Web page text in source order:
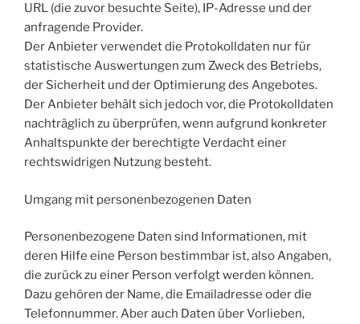
URL (die zuvor besuchte Seite), IP-Adresse und der
anfragende Provider.
Der Anbieter verwendet die Protokolldaten nur für
statistische Auswertungen zum Zweck des Betriebs,
der Sicherheit und der Optimierung des Angebotes.
Der Anbieter behält sich jedoch vor, die Protokolldaten
nachträglich zu überprüfen, wenn aufgrund konkreter
Anhaltspunkte der berechtigte Verdacht einer
rechtswidrigen Nutzung besteht.
Umgang mit personenbezogenen Daten
Personenbezogene Daten sind Informationen, mit
deren Hilfe eine Person bestimmbar ist, also Angaben,
die zurück zu einer Person verfolgt werden können.
Dazu gehören der Name, die Emailadresse oder die
Telefonnummer. Aber auch Daten über Vorlieben,